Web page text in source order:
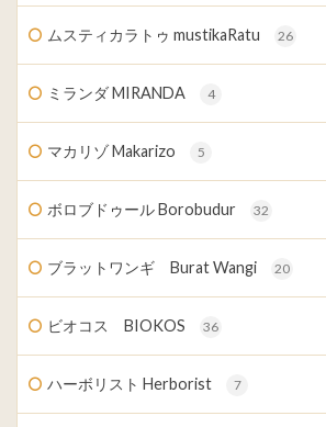
ムスティカラトゥ mustikaRatu 26
ミランダ MIRANDA 4
マカリゾ Makarizo 5
ボロブドゥール Borobudur 32
ブラットワンギ Burat Wangi 20
ビオコス BIOKOS 36
ハーボリスト Herborist 7